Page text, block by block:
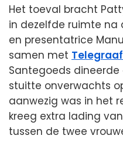
Het toeval bracht
in dezelfde ruimte na
en presentatrice
samen met
Santegoeds
stuitte onverwachts
aanwezig was in het
kreeg extra lading
tussen de twee